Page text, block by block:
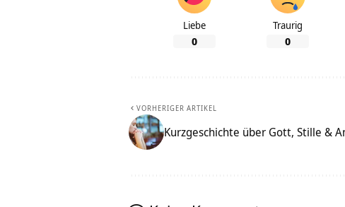
Liebe
0
Traurig
0
VORHERIGER ARTIKEL
Kurzgeschichte über Gott, Stille &